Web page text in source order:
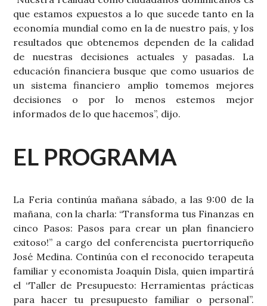
que estamos expuestos a lo que sucede tanto en la
economía mundial como en la de nuestro país, y los
resultados que obtenemos dependen de la calidad
de nuestras decisiones actuales y pasadas. La
educación financiera busque que como usuarios de
un sistema financiero amplio tomemos mejores
decisiones o por lo menos estemos mejor
informados de lo que hacemos”, dijo.
EL PROGRAMA
La Feria continúa mañana sábado, a las 9:00 de la
mañana, con la charla: “Transforma tus Finanzas en
cinco Pasos: Pasos para crear un plan financiero
exitoso!” a cargo del conferencista puertorriqueño
José Medina. Continúa con el reconocido terapeuta
familiar y economista Joaquín Disla, quien impartirá
el “Taller de Presupuesto: Herramientas prácticas
para hacer tu presupuesto familiar o personal”.